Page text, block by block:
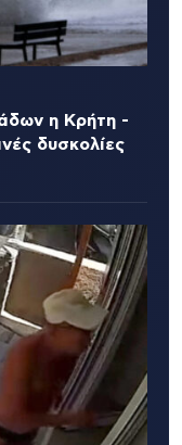
η Κρήτη -
δυσκολίες